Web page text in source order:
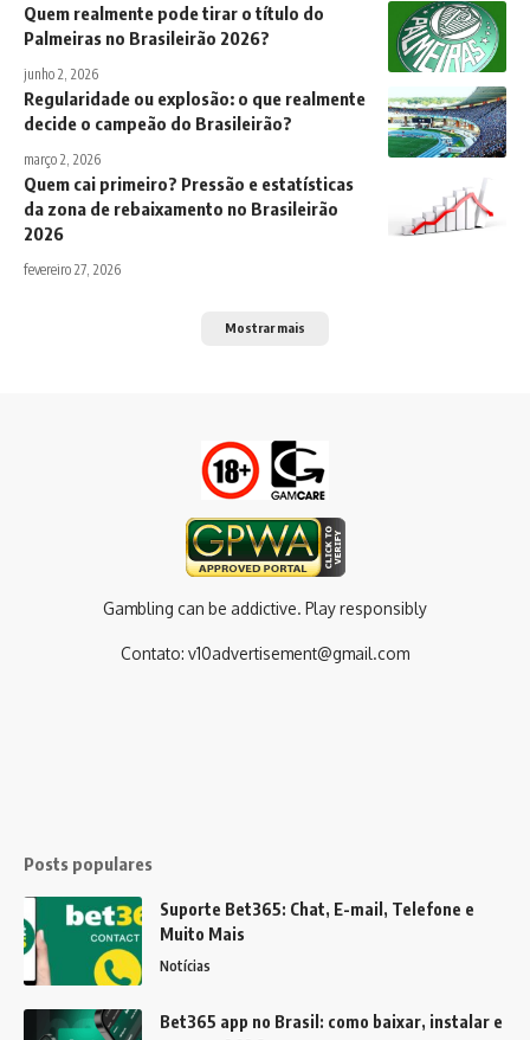
Quem realmente pode tirar o título do
Palmeiras no Brasileirão 2026?
junho 2, 2026
Regularidade ou explosão: o que realmente
decide o campeão do Brasileirão?
março 2, 2026
Quem cai primeiro? Pressão e estatísticas
da zona de rebaixamento no Brasileirão
2026
fevereiro 27, 2026
Mostrar mais
Gambling can be addictive. Play responsibly
Contato: v10advertisement@gmail.com
Posts populares
Suporte Bet365: Chat, E-mail, Telefone e
Muito Mais
Notícias
Bet365 app no Brasil: como baixar, instalar e